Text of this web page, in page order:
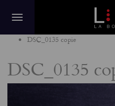
DSC_0135 copie
DSC_0135